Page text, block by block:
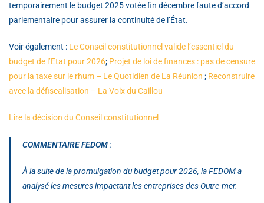
temporairement le budget 2025 votée fin décembre faute d’accord
parlementaire pour assurer la continuité de l’État.
Voir également : Le Conseil constitutionnel valide l’essentiel du
budget de l’Etat pour 2026; Projet de loi de finances : pas de censure
pour la taxe sur le rhum – Le Quotidien de La Réunion ; Reconstruire
avec la défiscalisation – La Voix du Caillou
Lire la décision du Conseil constitutionnel
COMMENTAIRE FEDOM:
À la suite de la promulgation du budget pour 2026, la FEDOM a
analysé les mesures impactant les entreprises des Outre-mer.